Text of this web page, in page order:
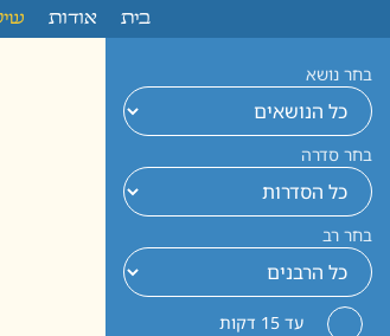
בית אודות
בחר נושא
בחר סדרה
בחר רב
עד 15 דקות